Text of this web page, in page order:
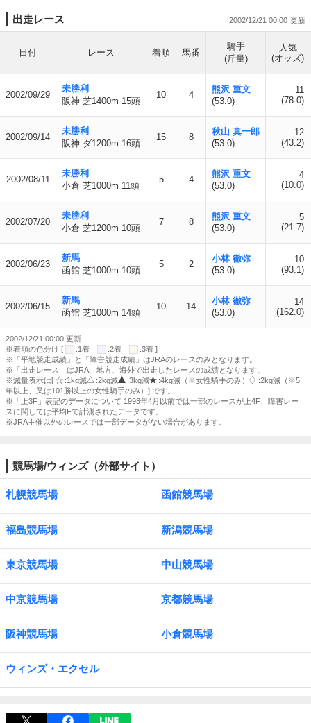
出走レース 2002/12/21 00:00
日付 レース 着順 馬番
騎手
(斤量)
人気
(オッズ)
2002/09/29
未勝利
阪神 芝1400m 15頭
10 4
熊沢 重文
(53.0)
11
(78.0)
2002/09/14
未勝利
阪神 ダ1200m 16頭
15 8
秋山 真一郎
(53.0)
12
(43.2)
2002/08/11
未勝利
小倉 芝1000m 11頭
5 4
熊沢 重文
(53.0)
4
(10.0)
2002/07/20
未勝利
小倉 芝1200m 10頭
7 8
熊沢 重文
(53.0)
5
(21.7)
2002/06/23
新馬
函館 芝1000m 10頭
5 2
小林 徹弥
(53.0)
10
(93.1)
2002/06/15
新馬
函館 芝1000m 14頭
10 14
小林 徹弥
(53.0)
14
(162.0)
2002/12/21 00:00 更新
※着順の色分け [
:1着 :2着
:3着 ]
※「平地競走成績」と「障害競走成績」はJRAのレースのみとなります。
※「出走レース」はJRA、地方、海外で出走したレースの成績となります。
※減量表示は[
:1kg減 :2kg減 :3kg減 :4kg減（※女性騎手のみ）
:2kg減（※5
年以上、又は101勝以上の女性騎手のみ）] です。
※「上3F」表記のデータについて 1993年4月以前では一部のレースが上4F、障害レー
スに関しては平均Fで計測されたデータです。
※JRA主催以外のレースでは一部データがない場合があります。
競馬場/ウィンズ（外部サイト）
札幌競馬場 函館競馬場
福島競馬場 新潟競馬場
東京競馬場 中山競馬場
中京競馬場 京都競馬場
阪神競馬場 小倉競馬場
ウィンズ・エクセル